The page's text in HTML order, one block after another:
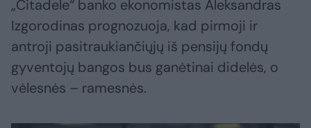
„Citadele“ banko ekonomistas Aleksandras
Izgorodinas prognozuoja, kad pirmoji ir
antroji pasitraukiančiųjų iš pensijų fondų
gyventojų bangos bus ganėtinai didelės, o
vėlesnės – ramesnės.